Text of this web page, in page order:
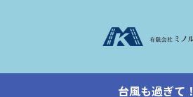
台風も過ぎて！